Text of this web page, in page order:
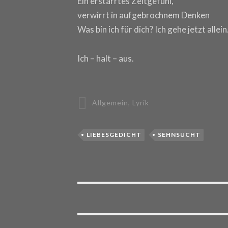
verwirrt in aufgebrochnem Denken
Was bin ich für dich? Ich gehe jetzt
Ich – halt – aus.
Allgemein, Lyrik
LIEBESGEDICHT SEHNSUCHT